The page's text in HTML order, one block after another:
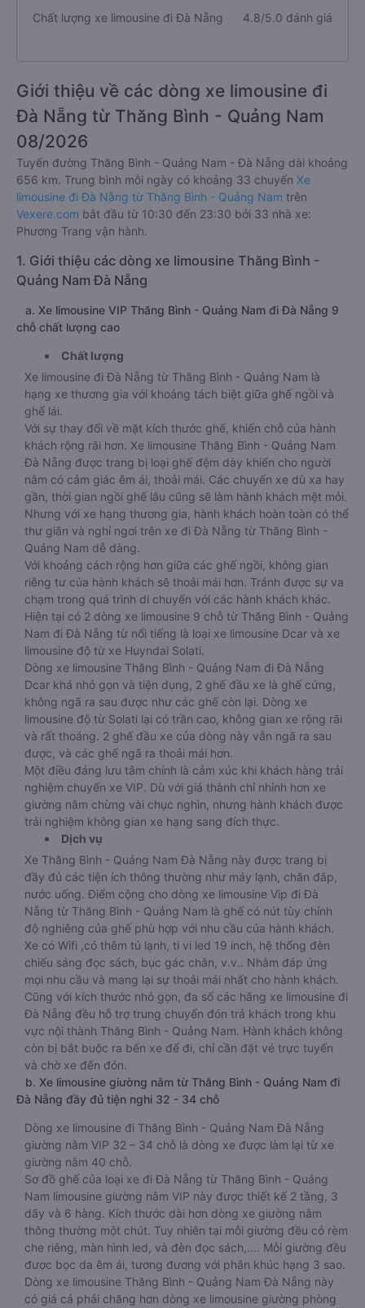
Chất lượng xe limousine đi Đà Nẵng 4.8/5.0 đánh giá
Giới thiệu về các dòng xe limousine đi
Đà Nẵng từ Thăng Bình - Quảng Nam
08/2026
Tuyến đường Thăng Bình - Quảng Nam - Đà Nẵng dài khoảng
656 km. Trung bình mỗi ngày có khoảng 33 chuyến Xe
limousine đi Đà Nẵng từ Thăng Bình - Quảng Nam trên
Vexere.com bắt đầu từ 10:30 đến 23:30 bởi 33 nhà xe:
Phương Trang vận hành.
1. Giới thiệu các dòng xe limousine Thăng Bình -
Quảng Nam Đà Nẵng
a. Xe limousine VIP Thăng Bình - Quảng Nam đi Đà Nẵng 9
chỗ chất lượng cao
Chất lượng
Xe limousine đi Đà Nẵng từ Thăng Bình - Quảng Nam là
hạng xe thương gia với khoảng tách biệt giữa ghế ngồi và
ghế lái.
Với sự thay đổi về mặt kích thước ghế, khiến chỗ của hành
khách rộng rãi hơn. Xe limousine Thăng Bình - Quảng Nam
Đà Nẵng được trang bị loại ghế đệm dày khiến cho người
nằm có cảm giác êm ái, thoải mái. Các chuyến xe dù xa hay
gần, thời gian ngồi ghế lâu cũng sẽ làm hành khách mệt mỏi.
Nhưng với xe hạng thương gia, hành khách hoàn toàn có thể
thư giãn và nghỉ ngơi trên xe đi Đà Nẵng từ Thăng Bình -
Quảng Nam dễ dàng.
Với khoảng cách rộng hơn giữa các ghế ngồi, không gian
riêng tư của hành khách sẽ thoải mái hơn. Tránh được sự va
chạm trong quá trình di chuyển với các hành khách khác.
Hiện tại có 2 dòng xe limousine 9 chỗ từ Thăng Bình - Quảng
Nam đi Đà Nẵng từ nổi tiếng là loại xe limousine Dcar và xe
limousine độ từ xe Huyndai Solati.
Dòng xe limousine Thăng Bình - Quảng Nam đi Đà Nẵng
Dcar khá nhỏ gọn và tiện dụng, 2 ghế đầu xe là ghế cứng,
không ngã ra sau được như các ghế còn lại. Dòng xe
limousine độ từ Solati lại có trần cao, không gian xe rộng rãi
và rất thoáng. 2 ghế đầu xe của dòng này vẫn ngã ra sau
được, và các ghế ngã ra thoải mái hơn.
Một điều đáng lưu tâm chính là cảm xúc khi khách hàng trải
nghiệm chuyến xe VIP. Dù với giá thành chỉ nhỉnh hơn xe
giường nằm chừng vài chục nghìn, nhưng hành khách được
trải nghiệm không gian xe hạng sang đích thực.
Dịch vụ
Xe Thăng Bình - Quảng Nam Đà Nẵng này được trang bị
đầy đủ các tiện ích thông thường như máy lạnh, chăn đắp,
nước uống. Điểm cộng cho dòng xe limousine Vip đi Đà
Nẵng từ Thăng Bình - Quảng Nam là ghế có nút tùy chỉnh
độ nghiêng của ghế phù hợp với nhu cầu của hành khách.
Xe có Wifi ,có thêm tủ lạnh, ti vi led 19 inch, hệ thống đèn
chiếu sáng đọc sách, bục gác chân, v.v.. Nhằm đáp ứng
mọi nhu cầu và mang lại sự thoải mái nhất cho hành khách.
Cũng với kích thước nhỏ gọn, đa số các hãng xe limousine đi
Đà Nẵng đều hỗ trợ trung chuyển đón trả khách trong khu
vực nội thành Thăng Bình - Quảng Nam. Hành khách không
còn bị bắt buộc ra bến xe để đi, chỉ cần đặt vé trực tuyến
và chờ xe đến đón.
b. Xe limousine giường nằm từ Thăng Bình - Quảng Nam đi
Đà Nẵng đầy đủ tiện nghi 32 - 34 chỗ
Dòng xe limousine đi Thăng Bình - Quảng Nam Đà Nẵng
giường nằm VIP 32 – 34 chỗ là dòng xe được làm lại từ xe
giường nằm 40 chỗ.
Sơ đồ ghế của loại xe đi Đà Nẵng từ Thăng Bình - Quảng
Nam limousine giường nằm VIP này được thiết kế 2 tầng, 3
dãy và 6 hàng. Kích thước dài hơn dòng xe giường nằm
thông thường một chút. Tuy nhiên tại mỗi giường đều có rèm
che riêng, màn hình led, và đèn đọc sách,…. Mỗi giường đều
được bọc da êm ái, tương đương với phân khúc hạng 3 sao.
Dòng xe limousine Thăng Bình - Quảng Nam Đà Nẵng này
có giá cả phải chăng hơn dòng xe limousine giường phòng